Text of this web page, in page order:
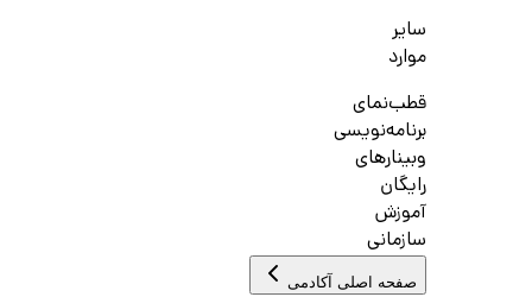
سایر
موارد
قطب‌نمای
برنامه‌نویسی
وبینارهای
رایگان
آموزش
سازمانی
صفحه اصلی آکادمی